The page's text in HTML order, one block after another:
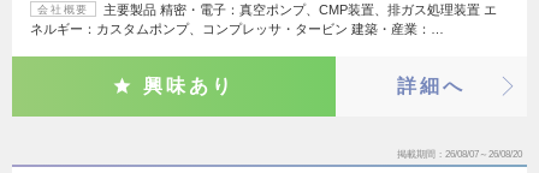
会社概要
主要製品 精密・電子：真空ポンプ、CMP装置、排ガス処理装置 エ
ネルギー：カスタムポンプ、コンプレッサ・タービン 建築・産業：…
興味あり 詳細へ
掲載期間 26/08/07～26/08/20